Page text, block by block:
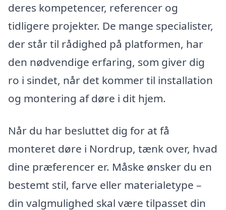
deres kompetencer, referencer og
tidligere projekter. De mange specialister,
der står til rådighed på platformen, har
den nødvendige erfaring, som giver dig
ro i sindet, når det kommer til installation
og montering af døre i dit hjem.
Når du har besluttet dig for at få
monteret døre i Nordrup, tænk over, hvad
dine præferencer er. Måske ønsker du en
bestemt stil, farve eller materialetype –
din valgmulighed skal være tilpasset din